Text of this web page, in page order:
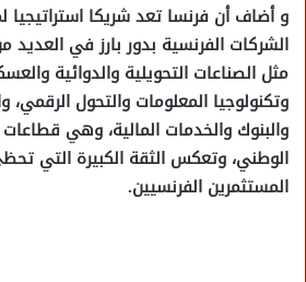
و أضاف أن فرنسا تعد شريكا
الشركات الفرنسية بدور بارز في العديد
مثل الصناعات التحويلية والدوائية
وتكنولوجيا المعلومات والتحول الرقمي،
والبنوك والخدمات المالية، وهي
الوطني، وتعكس الثقة الكبيرة التي
المستثمرين الفرنسيين.